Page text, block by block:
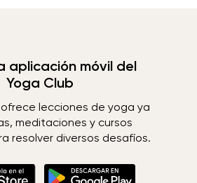
aplicación móvil del
Yoga Club
lecciones de yoga ya
meditaciones y cursos
resolver diversos desafíos.